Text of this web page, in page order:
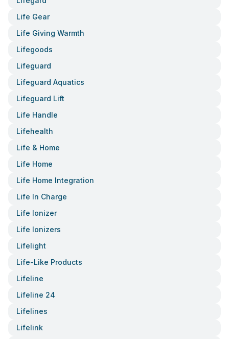
Life Gear
Life Giving Warmth
Lifegoods
Lifeguard
Lifeguard Aquatics
Lifeguard Lift
Life Handle
Lifehealth
Life & Home
Life Home
Life Home Integration
Life In Charge
Life Ionizer
Life Ionizers
Lifelight
Life-Like Products
Lifeline
Lifeline 24
Lifelines
Lifelink